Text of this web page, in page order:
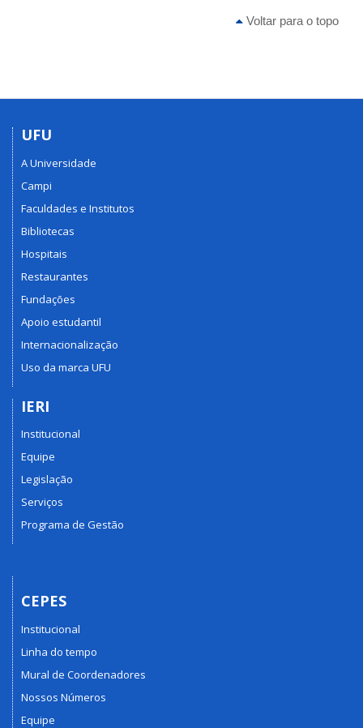
Voltar para o topo
UFU
A Universidade
Campi
Faculdades e Institutos
Bibliotecas
Hospitais
Restaurantes
Fundações
Apoio estudantil
Internacionalização
Uso da marca UFU
IERI
Institucional
Equipe
Legislação
Serviços
Programa de Gestão
CEPES
Institucional
Linha do tempo
Mural de Coordenadores
Nossos Números
Equipe